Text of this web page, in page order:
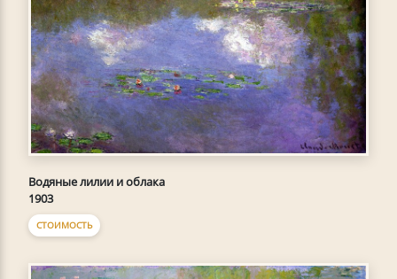
Водяные лилии и облака
1903
СТОИМОСТЬ